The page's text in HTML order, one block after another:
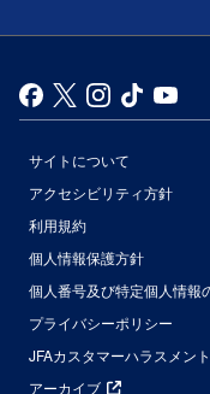
サイトについて
アクセシビリティ方針
利用規約
個人情報保護方針
個人番号及び特定個人情報
プライバシーポリシー
JFAカスタマーハラスメン
アーカイブ